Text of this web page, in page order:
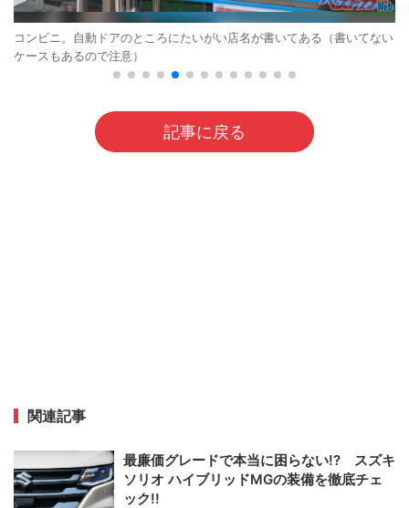
コンビニ。自動ドアのところにたいがい店名が書いてある（書いてない
ケースもあるので注意）
記事に戻る
関連記事
最廉価グレードで本当に困らない!? スズキ
ソリオ ハイブリッドMGの装備を徹底チェ
ック!!